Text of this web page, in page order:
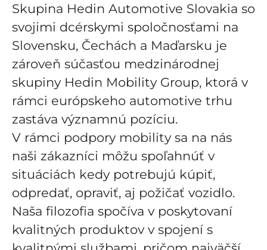
Skupina Hedin Automotive Slovakia so
svojimi dcérskymi spoločnosťami na
Slovensku, Čechách a Maďarsku je
zároveň súčasťou medzinárodnej
skupiny Hedin Mobility Group, ktorá v
rámci európskeho automotive trhu
zastáva významnú pozíciu.
V rámci podpory mobility sa na nás
naši zákazníci môžu spoľahnúť v
situáciách kedy potrebujú kúpiť,
odpredať, opraviť, aj požičať vozidlo.
Naša filozofia spočíva v poskytovaní
kvalitných produktov v spojení s